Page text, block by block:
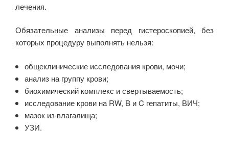
лечения.
Обязательные анализы перед гистероскопией, без
которых процедуру выполнять нельзя:
общеклинические исследования крови, мочи;
анализ на группу крови;
биохимический комплекс и свертываемость;
исследование крови на RW, B и C гепатиты, ВИЧ;
мазок из влагалища;
УЗИ.